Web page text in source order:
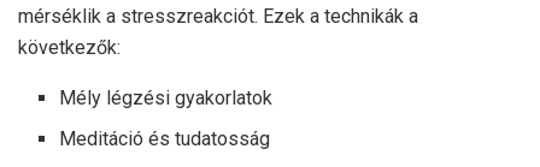
mérséklik a stresszreakciót. Ezek a technikák a
következők:
Mély légzési gyakorlatok
Meditáció és tudatosság